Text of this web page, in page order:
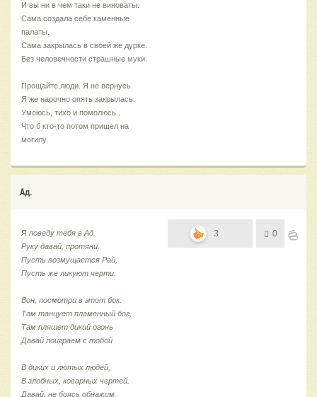
И вы ни в чем таки не виноваты.
Сама создала себе каменные
палаты.
Сама закрылась в своей же дурке.
Без человечности страшные муки.
Прощайте,люди. Я не вернусь.
Я же нарочно опять закрылась.
Умоюсь, тихо и помолюсь..
Что б кто-то потом пришел на
могилу.
Ад.
Я поведу тебя в Ад.
Руку давай, протяни.
Пусть возмущается Рай,
Пусть же ликуют черти.
Вон, посмотри в этот бок.
Там танцует пламенный бог,
Там пляшет дикий огонь
Давай поиграем с тобой
В диких и лютых людей,
В злобных, коварных чертей.
Давай, не боясь обнажим,
3 0